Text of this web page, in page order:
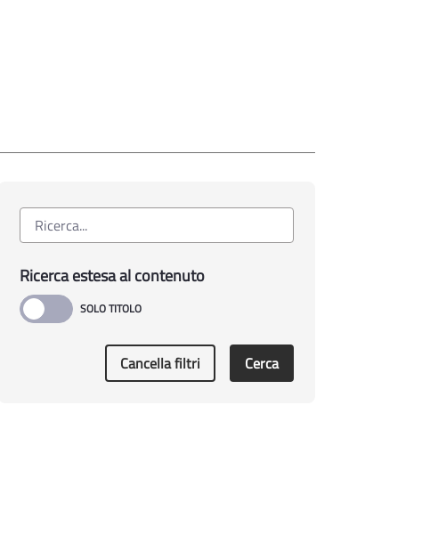
Ricerca estesa al contenuto
Cancella filtri Cerca